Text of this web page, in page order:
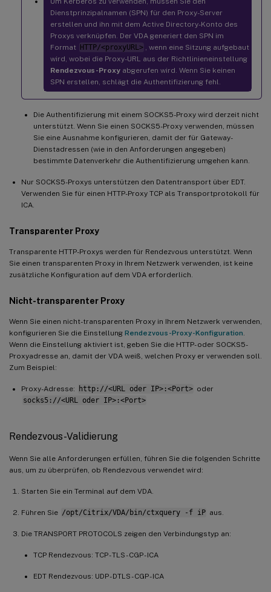
Dienstprinzipalnamen (SPN) für den Proxy-Server
erstellen und ihn mit dem Active Directory-Konto des
Proxys verknüpfen. Der VDA generiert den SPN im
Format HTTP/<proxyURL>
, wenn eine Sitzung aufgebaut
wird, wobei die Proxy-URL aus der Richtlinieneinstellung
Rendezvous-Proxy abgerufen wird. Wenn Sie keinen
SPN erstellen, schlägt die Authentifizierung fehl.
Die Authentifizierung mit einem SOCKS5-Proxy wird derzeit nicht
unterstützt. Wenn Sie einen SOCKS5-Proxy verwenden, müssen
Sie eine Ausnahme konfigurieren, damit der für Gateway-
Dienstadressen (wie in den Anforderungen angegeben)
bestimmte Datenverkehr die Authentifizierung umgehen kann.
Nur SOCKS5-Proxys unterstützen den Datentransport über EDT.
Verwenden Sie für einen HTTP-Proxy TCP als Transportprotokoll für
ICA.
Transparenter Proxy
Transparente HTTP-Proxys werden für Rendezvous unterstützt. Wenn
Sie einen transparenten Proxy in Ihrem Netzwerk verwenden, ist keine
zusätzliche Konfiguration auf dem VDA erforderlich.
Nicht-transparenter Proxy
Wenn Sie einen nicht-transparenten Proxy in Ihrem Netzwerk verwenden,
konfigurieren Sie die Einstellung Rendezvous-Proxy-Konfiguration
Wenn die Einstellung aktiviert ist, geben Sie die HTTP- oder SOCKS5-
Proxyadresse an, damit der VDA weiß, welchen Proxy er verwenden soll.
Zum Beispiel:
Proxy-Adresse: http://<URL oder IP>:<Port> oder
socks5://<URL oder IP>:<Port>
Rendezvous-Validierung
Wenn Sie alle Anforderungen erfüllen, führen Sie die folgenden Schritte
aus, um zu überprüfen, ob Rendezvous verwendet wird:
Starten Sie ein Terminal auf dem VDA.
Führen Sie /opt/Citrix/VDA/bin/ctxquery -f iP aus.
Die TRANSPORT PROTOCOLS zeigen den Verbindungstyp an:
TCP Rendezvous: TCP - TLS - CGP - ICA
EDT Rendezvous: UDP - DTLS - CGP - ICA